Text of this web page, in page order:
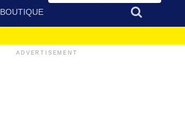
BOUTIQUE
ADVERTISEMENT